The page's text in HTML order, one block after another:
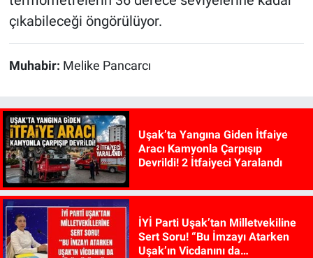
çıkabileceği öngörülüyor.
Muhabir: Melike Pancarcı
Uşak’ta Yangına Giden İtfaiye
Aracı Kamyonla Çarpışıp
Devrildi! 2 İtfaiyeci Yaralandı
İYİ Parti Uşak’tan Milletvekiline
Sert Soru! “Bu İmzayı Atarken
Uşak’ın Vicdanını da